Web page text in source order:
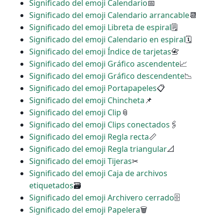
Significado del emoji Calendario📅
Significado del emoji Calendario arrancable📆
Significado del emoji Libreta de espiral🗒
Significado del emoji Calendario en espiral🗓
Significado del emoji Índice de tarjetas📇
Significado del emoji Gráfico ascendente📈
Significado del emoji Gráfico descendente📉
Significado del emoji Portapapeles📋
Significado del emoji Chincheta📌
Significado del emoji Clip 📎
Significado del emoji Clips conectados 🖇
Significado del emoji Regla recta📏
Significado del emoji Regla triangular📐
Significado del emoji Tijeras✂
Significado del emoji Caja de archivos
etiquetados🗃
Significado del emoji Archivero cerrado🗄
Significado del emoji Papelera🗑